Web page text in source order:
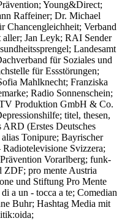
Young&Direct;
Raffeiner; Dr. Michael
Chancengleichheit; Verband
aller; Jan Leyk; RAI Sender
Landesamt
für Soziales und
für Essstörungen;
Mahlknecht; Franziska
Radio Sonnenschein;
Produktion GmbH & Co.
titel, thesen,
ARD (Erstes Deutsches
Tonipure; Bayrischer
Svizzera;
Vorarlberg; funk-
pro mente Austria
und Stiftung Pro Mente
a un - tocca a te; Comedian
Buhr; Hashtag Media mit